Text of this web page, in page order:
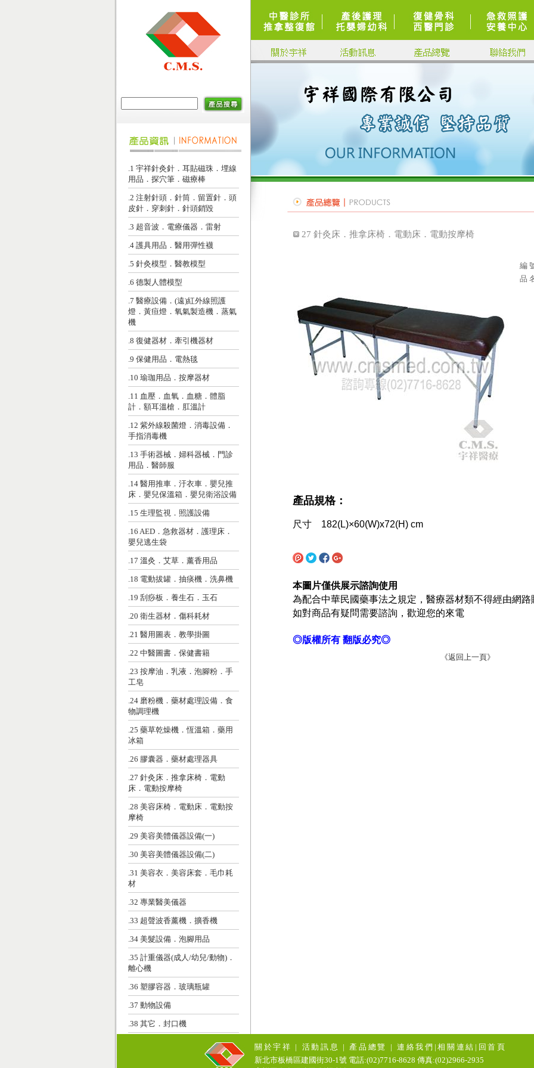
.1 宇祥針灸針．耳貼磁珠．埋線
用品．探穴筆．磁療棒
.2 注射針頭．針筒．留置針．頭
皮針．穿刺針．針頭銷毀
.3 超音波．電療儀器．雷射
.4 護具用品．醫用彈性襪
.5 針灸模型．醫教模型
.6 德製人體模型
.7 醫療設備．(遠)紅外線照護
燈．黃疸燈．氧氣製造機．蒸氣
機
.8 復健器材．牽引機器材
.9 保健用品．電熱毯
.10 瑜珈用品．按摩器材
.11 血壓．血氧．血糖．體脂
計．額耳溫槍．肛溫計
.12 紫外線殺菌燈．消毒設備．
手指消毒機
.13 手術器械．婦科器械．門診
用品．醫師服
.14 醫用推車．汙衣車．嬰兒推
床．嬰兒保溫箱．嬰兒衛浴設備
.15 生理監視．照護設備
.16 AED．急救器材．護理床．
嬰兒逃生袋
.17 溫灸．艾草．薰香用品
.18 電動拔罐．抽痰機．洗鼻機
.19 刮痧板．養生石．玉石
.20 衛生器材．傷科耗材
.21 醫用圖表．教學掛圖
.22 中醫圖書．保健書籍
.23 按摩油．乳液．泡腳粉．手
工皂
.24 磨粉機．藥材處理設備．食
物調理機
.25 藥草乾燥機．恆溫箱．藥用
冰箱
.26 膠囊器．藥材處理器具
.27 針灸床．推拿床椅．電動
床．電動按摩椅
.28 美容床椅．電動床．電動按
摩椅
.29 美容美體儀器設備(一)
.30 美容美體儀器設備(二)
.31 美容衣．美容床套．毛巾耗
材
.32 專業醫美儀器
.33 超聲波香薰機．擴香機
.34 美髮設備．泡腳用品
.35 計重儀器(成人/幼兒/動物)．
離心機
.36 塑膠容器．玻璃瓶罐
.37 動物設備
.38 其它．封口機
27 針灸床．推拿床椅．電動床．電動按摩椅
編
品
產品規格：
尺寸 182(L)×60(W)x72(H) cm
本圖片僅供展示諮詢使用
為配合中華民國藥事法之規定，醫療器材類不得經由網路
如對商品有疑問需要諮詢，歡迎您的來電
◎版權所有 翻版必究◎
《返回上一頁》
關於宇祥 | 活動訊息 | 產品總覽 |連絡我們 |相關連結 | 回首頁
新北市板橋區建國街30-1號 電話:(02)7716-8628 傳真:(02)2966-2935